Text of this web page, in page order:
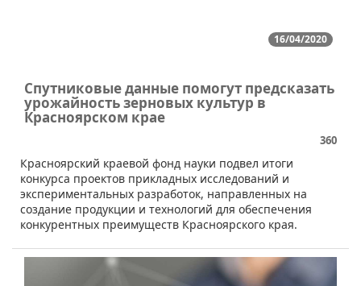
16/04/2020
Спутниковые данные помогут предсказать
урожайность зерновых культур в
Красноярском крае
360
​Красноярский краевой фонд науки подвел итоги
конкурса проектов прикладных исследований и
экспериментальных разработок, направленных на
создание продукции и технологий для обеспечения
конкурентных преимуществ Красноярского края.